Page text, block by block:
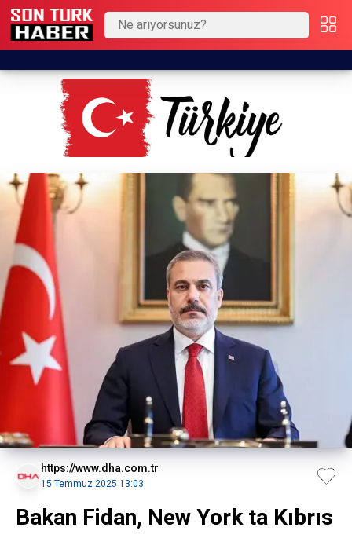
https://www.dha.com.tr
15 Temmuz 2025 13:03
Bakan Fidan, New York ta Kıbrıs